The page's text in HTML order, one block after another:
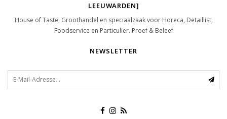
LEEUWARDEN]
House of Taste, Groothandel en speciaalzaak voor Horeca, Detaillist,
Foodservice en Particulier. Proef & Beleef
NEWSLETTER